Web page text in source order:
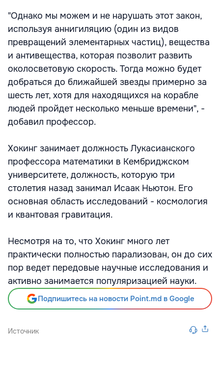
"Однако мы можем и не нарушать этот закон,
используя аннигиляцию (один из видов
превращений элементарных частиц), вещества
и антивещества, которая позволит развить
околосветовую скорость. Тогда можно будет
добраться до ближайшей звезды примерно за
шесть лет, хотя для находящихся на корабле
людей пройдет несколько меньше времени", -
добавил профессор.
Хокинг занимает должность Лукасианского
профессора математики в Кембриджском
университете, должность, которую три
столетия назад занимал Исаак Ньютон. Его
основная область исследований - космология
и квантовая гравитация.
Несмотря на то, что Хокинг много лет
практически полностью парализован, он до сих
пор ведет передовые научные исследования и
активно занимается популяризацией науки.
Подпишитесь на новости Point.md в Google
Источник